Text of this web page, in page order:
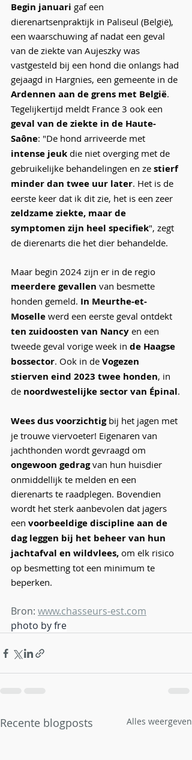
Begin januari gaf een
dierenartsenpraktijk in Paliseul (België),
een waarschuwing af nadat een geval
van de ziekte van Aujeszky was
vastgesteld bij een hond die onlangs had
gejaagd in Hargnies, een gemeente in de
Ardennen aan de grens met België.
Tegelijkertijd meldt France 3 ook een
geval van de ziekte in de Haute-
Saône: "De hond arriveerde met
intense jeuk die niet overging met de
gebruikelijke behandelingen en ze stierf
minder dan twee uur later. Het is de
eerste keer dat ik dit zie, het is een zeer
zeldzame ziekte, maar de
symptomen zijn heel specifiek", zegt
de dierenarts die het dier behandelde.
Maar begin 2024 zijn er in de regio
meerdere gevallen van besmette
honden gemeld. In Meurthe-et-
Moselle werd een eerste geval ontdekt
ten zuidoosten van Nancy en een
tweede geval vorige week in de Haagse
bossector. Ook in de Vogezen
stierven eind 2023 twee honden, in
de noordwestelijke sector van Épinal.
Wees dus voorzichtig bij het jagen met
je trouwe viervoeter! Eigenaren van
jachthonden wordt gevraagd om
ongewoon gedrag van hun huisdier
onmiddellijk te melden en een
dierenarts te raadplegen. Bovendien
wordt het sterk aanbevolen dat jagers
een voorbeeldige discipline aan de
dag leggen bij het beheer van hun
jachtafval en wildvlees, om elk risico
op besmetting tot een minimum te
beperken.
Bron: www.chasseurs-est.com
photo by fre
Recente blogposts Alles weergeven